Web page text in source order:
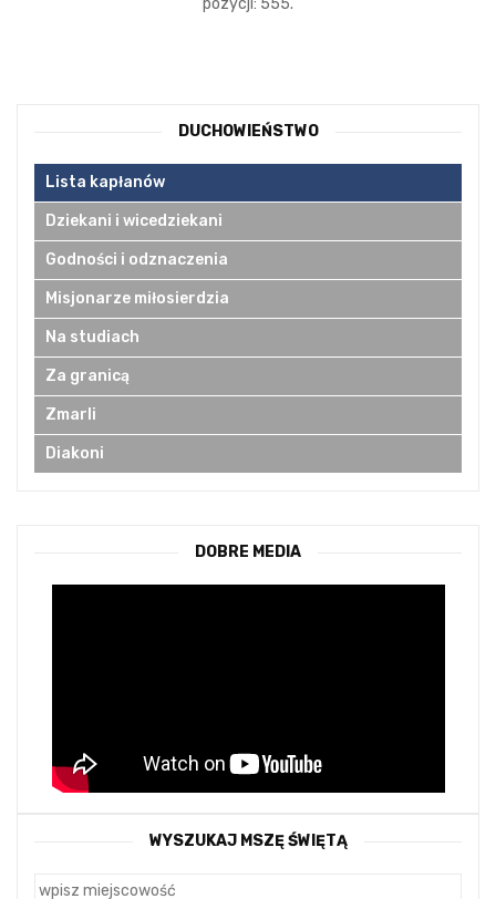
pozycji: 555.
DUCHOWIEŃSTWO
Lista kapłanów
Dziekani i wicedziekani
Godności i odznaczenia
Misjonarze miłosierdzia
Na studiach
Za granicą
Zmarli
Diakoni
DOBRE MEDIA
WYSZUKAJ MSZĘ ŚWIĘTĄ